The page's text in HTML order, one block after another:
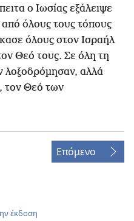
ο Ιωσίας εξάλειψε
από όλους τους τόπους
όλους στον Ισραήλ
Θεό τους. Σε όλη τη
λοξοδρόμησαν, αλλά
τον Θεό των
Επόμενο
έκδοση